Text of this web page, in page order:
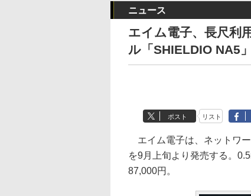
ニュース
エイム電子、長尺利
ル「SHIELDIO NA5」
ポスト リスト
エイム電子は、ネットワー
を9月上旬より発売する。
87,000円。